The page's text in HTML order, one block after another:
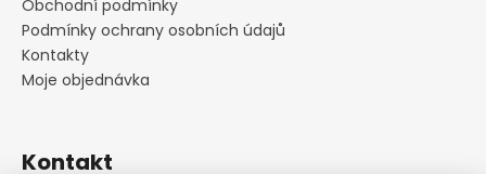
Obchodní podmínky
Podmínky ochrany osobních údajů
Kontakty
Moje objednávka
Kontakt